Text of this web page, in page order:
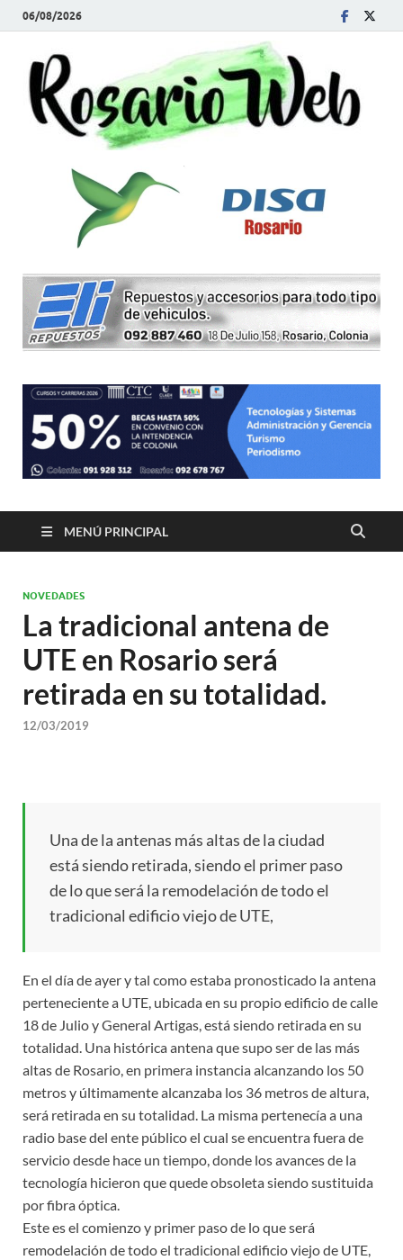
06/08/2026
MENÚ PRINCIPAL
NOVEDADES
La tradicional antena de
UTE en Rosario será
retirada en su totalidad.
12/03/2019
Una de la antenas más altas de la ciudad
está siendo retirada, siendo el primer paso
de lo que será la remodelación de todo el
tradicional edificio viejo de UTE,
En el día de ayer y tal como estaba pronosticado la antena
perteneciente a UTE, ubicada en su propio edificio de calle
18 de Julio y General Artigas, está siendo retirada en su
totalidad. Una histórica antena que supo ser de las más
altas de Rosario, en primera instancia alcanzando los 50
metros y últimamente alcanzaba los 36 metros de altura,
será retirada en su totalidad. La misma pertenecía a una
radio base del ente público el cual se encuentra fuera de
servicio desde hace un tiempo, donde los avances de la
tecnología hicieron que quede obsoleta siendo sustituida
por fibra óptica.
Este es el comienzo y primer paso de lo que será
remodelación de todo el tradicional edificio viejo de UTE,